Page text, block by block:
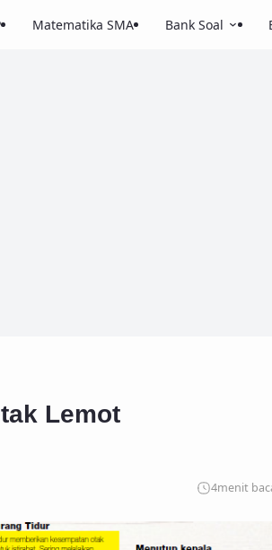
Matematika SMA Bank Soal
Lemot
4menit